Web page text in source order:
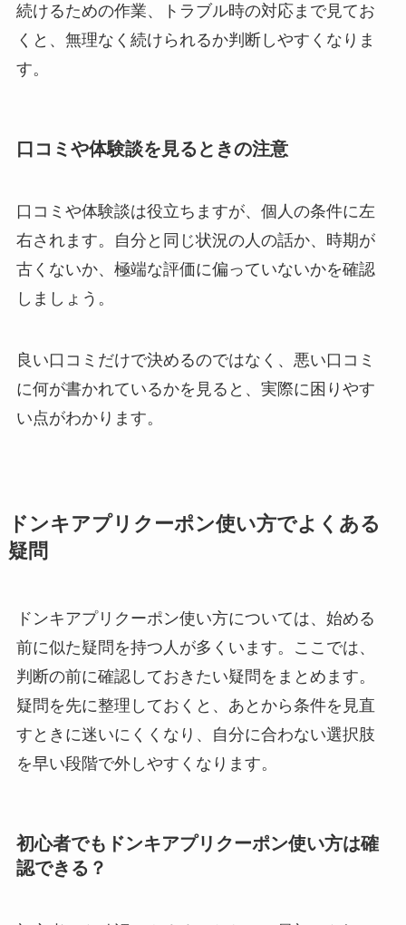
続けるための作業、トラブル時の対応まで見てお
くと、無理なく続けられるか判断しやすくなりま
す。
口コミや体験談を見るときの注意
口コミや体験談は役立ちますが、個人の条件に左
右されます。自分と同じ状況の人の話か、時期が
古くないか、極端な評価に偏っていないかを確認
しましょう。
良い口コミだけで決めるのではなく、悪い口コミ
に何が書かれているかを見ると、実際に困りやす
い点がわかります。
ドンキアプリクーポン使い方でよくある
疑問
ドンキアプリクーポン使い方については、始める
前に似た疑問を持つ人が多くいます。ここでは、
判断の前に確認しておきたい疑問をまとめます。
疑問を先に整理しておくと、あとから条件を見直
すときに迷いにくくなり、自分に合わない選択肢
を早い段階で外しやすくなります。
初心者でもドンキアプリクーポン使い方は確
認できる？